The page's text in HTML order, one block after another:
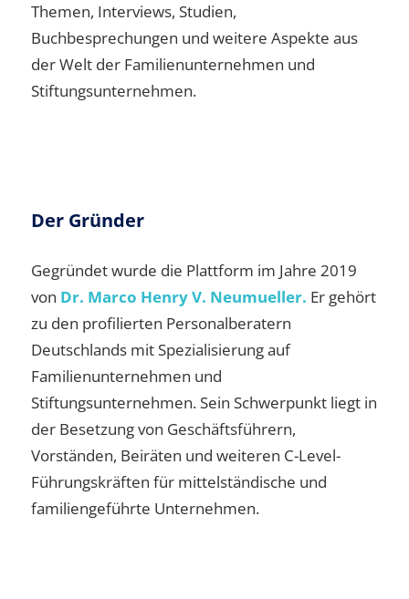
Themen, Interviews, Studien,
Buchbesprechungen und weitere Aspekte aus
der Welt der Familienunternehmen und
Stiftungsunternehmen.
Der Gründer
Gegründet wurde die Plattform im Jahre 2019
von Dr. Marco Henry V. Neumueller. Er gehört
zu den profilierten Personalberatern
Deutschlands mit Spezialisierung auf
Familienunternehmen und
Stiftungsunternehmen. Sein Schwerpunkt liegt in
der Besetzung von Geschäftsführern,
Vorständen, Beiräten und weiteren C-Level-
Führungskräften für mittelständische und
familiengeführte Unternehmen.